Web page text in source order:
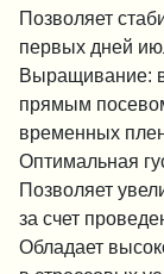
Позволяет
первых дней
Выращивание: в
прямым
временных
Оптимальная
Позволяет
за счет
Обладает